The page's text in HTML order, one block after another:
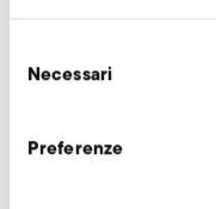
delNecessari
Preferenze
Downloads
Catalogo 1SD/2SD